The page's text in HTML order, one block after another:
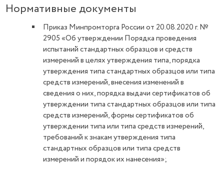
Нормативные документы
Приказ Минпромторга России от 20.08.2020 г. №
2905 «Об утверждении Порядка проведения
испытаний стандартных образцов и средств
измерений в целях утверждения типа, порядка
утверждения типа стандартных образцов или типа
средств измерений, внесения изменений в
сведения о них, порядка выдачи сертификатов об
утверждении типа стандартных образцов или типа
средств измерений, формы сертификатов об
утверждении типа или типа средств измерений,
требований к знакам утверждения типа
стандартных образцов или типа средств
измерений и порядок их нанесения»;